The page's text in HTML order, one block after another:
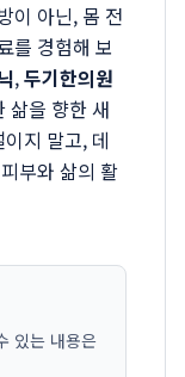
이 아닌, 몸 전
를 경험해 보
,두기한의원
삶을 향한 새
지 말고, 데
부와 삶의 활
있는 내용은